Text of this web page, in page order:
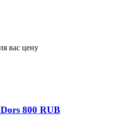
вас цену
800 RUB